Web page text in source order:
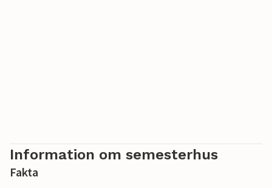
Information om semesterhus
Fakta